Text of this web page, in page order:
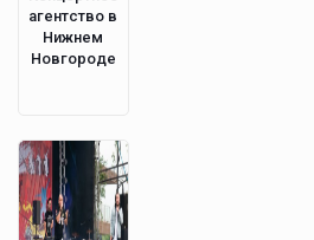
агентство в
Нижнем
Новгороде